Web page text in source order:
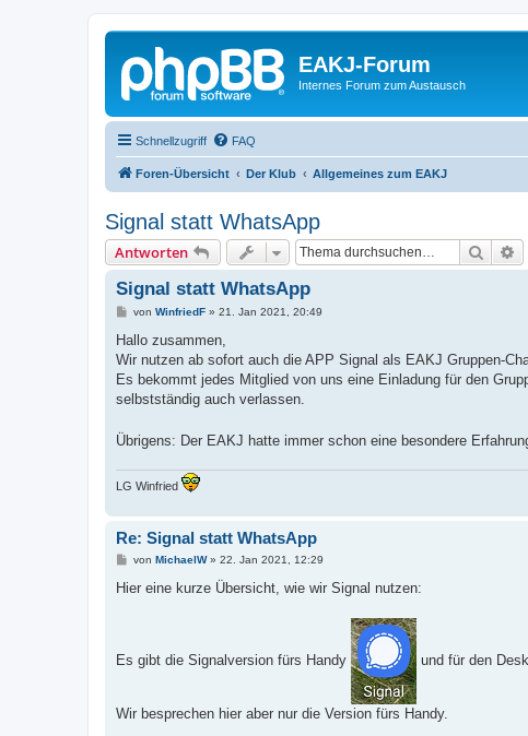
EAKJ-Forum
Internes Forum zum Austausch
Schnellzugriff FAQ
Foren-Übersicht Der Klub Allgemeines zum EAKJ
Signal statt WhatsApp
Antworten Suche
Signal statt WhatsApp
B
i
r
a
von WinfriedF» 21. Jan 2021, 20:49
Hallo zusammen,
Wir nutzen ab sofort auch die APP Signal als EAKJ Gruppen-
Es bekommt jedes Mitglied von uns eine Einladung für den
selbstständig auch verlassen.
Übrigens: Der EAKJ hatte immer schon eine besondere
LG Winfried
Re: Signal statt WhatsApp
B
i
von MichaelW» 22. Jan 2021, 12:29
Hier eine kurze Übersicht, wie wir Signal nutzen:
Es gibt die Signalversion fürs Handy und für den
Wir besprechen hier aber nur die Version fürs Handy.